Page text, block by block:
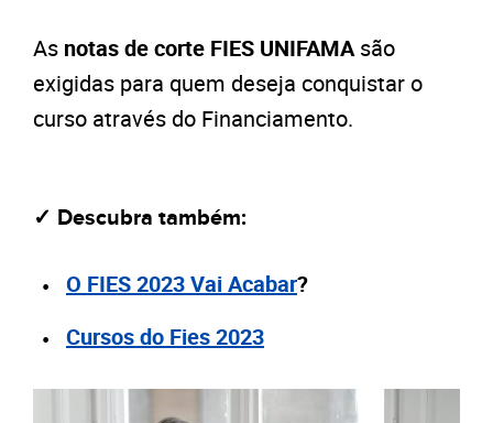
As notas de corte FIES UNIFAMAsão
exigidas para quem deseja conquistar o
curso através do Financiamento.
✓ Descubra também:
O FIES 2023 Vai Acabar?
Cursos do Fies 2023